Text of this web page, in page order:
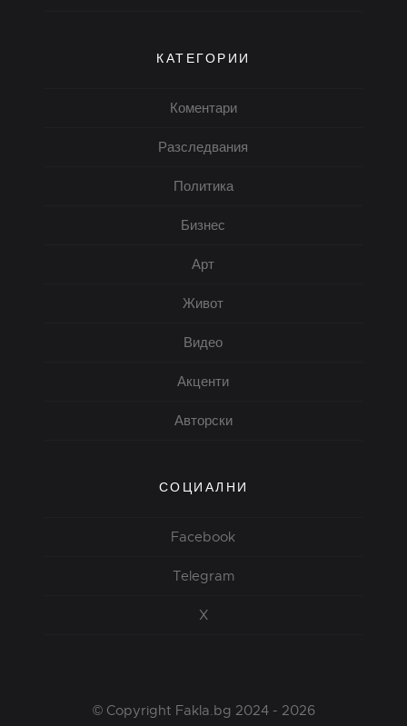
КАТЕГОРИИ
Коментари
Разследвания
Политика
Бизнес
Арт
Живот
Видео
Акценти
Авторски
СОЦИАЛНИ
Facebook
Telegram
X
© Copyright Fakla.bg 2024 - 2026